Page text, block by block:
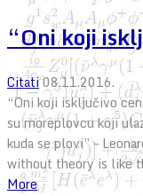
“Oni koji
Citati08.11.2016.
“Oni koji isključivo
su moreplovcu koji
kuda se plovi” –
without theory is like
More